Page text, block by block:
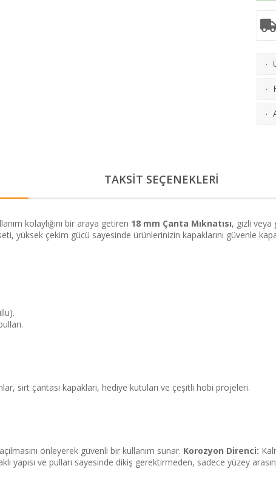
·
·
·
TAKSİT SEÇENEKLERİ
kolaylığını bir araya getiren 18 mm Çanta Mıknatısı, gizli veya
yüksek çekim gücü sayesinde ürünlerinizin kapaklarını güvenle
sırt çantası kapakları, hediye kutuları ve çeşitli hobi projeleri.
önleyerek güvenli bir kullanım sunar. Korozyon Direnci:
yapısı ve pulları sayesinde dikiş gerektirmeden, sadece yüzey